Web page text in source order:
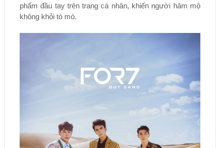
phẩm đầu tay trên trang cá nhân, khiến người hâm mộ
không khỏi tò mò.